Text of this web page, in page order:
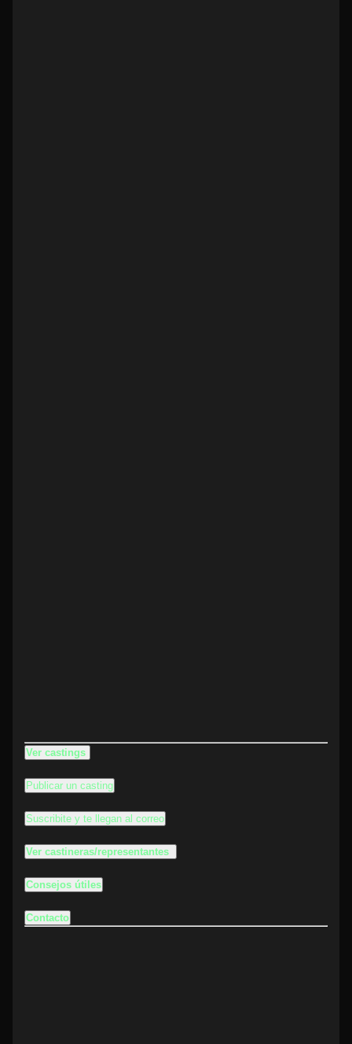
Ver castings
Publicar un casting
Suscribite y te llegan al correo
Ver castineras/representantes
Consejos útiles
Contacto